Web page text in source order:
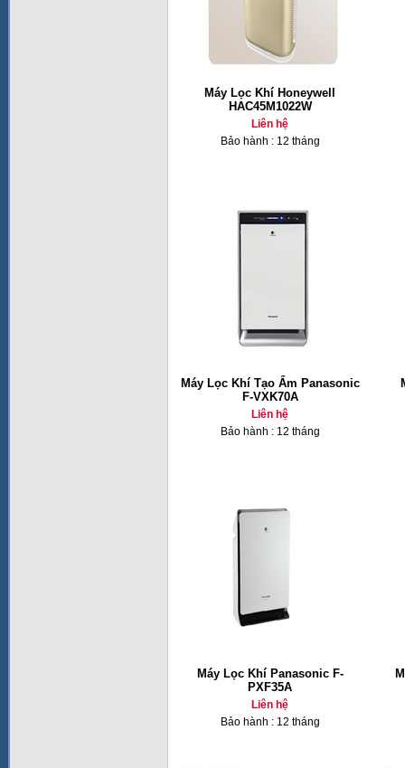
Máy Lọc Khí Honeywell
HAC45M1022W
Liên hệ
Bảo hành : 12 tháng
Máy Lọc Khí Tạo Ẩm Panasonic
F-VXK70A
Liên hệ
Bảo hành : 12 tháng
Máy Lọc Khí Panasonic F-
PXF35A
Liên hệ
Bảo hành : 12 tháng